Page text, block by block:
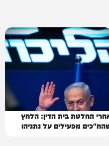
החלטת בית הדין: הלחץ
מפעילים על נתניהו